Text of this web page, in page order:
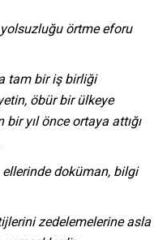
örtme eforu
tam bir iş birliği
öbür bir ülkeye
yıl önce ortaya attığı
ellerinde doküman, bilgi
zedelemelerine asla